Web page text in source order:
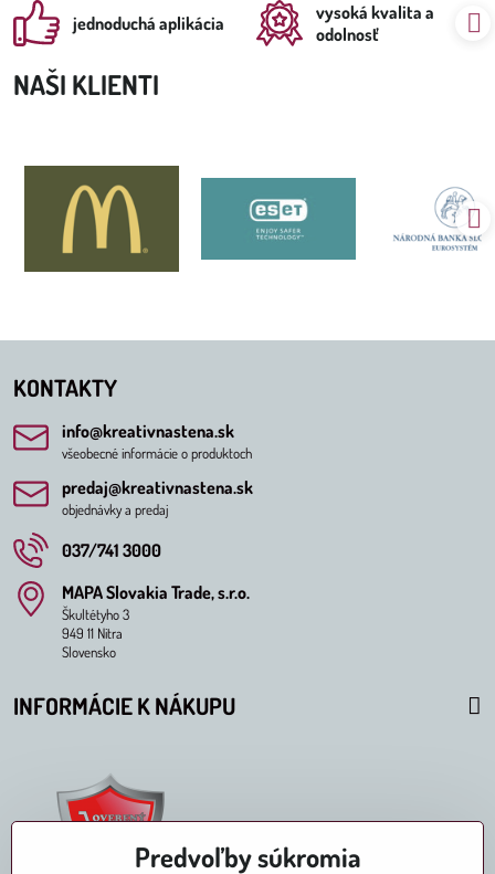
jednoduchá aplikácia
vysoká kvalita a
odolnosť
NAŠI KLIENTI
KONTAKTY
info​@kreativnastena​.sk
všeobecné informácie o produktoch
predaj​@kreativnastena​.sk
objednávky a predaj
037/741 3000
MAPA Slovakia Trade, s​.r​.o​.
Škultétyho 3
949 11 Nitra
Slovensko
INFORMÁCIE K NÁKUPU
Predvoľby súkromia